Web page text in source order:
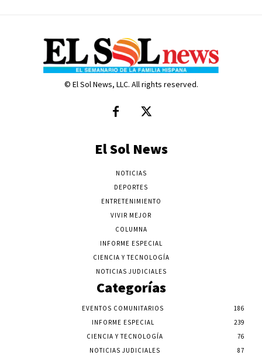
© El Sol News, LLC. All rights reserved.
El Sol News
NOTICIAS
DEPORTES
ENTRETENIMIENTO
VIVIR MEJOR
COLUMNA
INFORME ESPECIAL
CIENCIA Y TECNOLOGÍA
NOTICIAS JUDICIALES
Categorías
EVENTOS COMUNITARIOS
186
INFORME ESPECIAL
239
CIENCIA Y TECNOLOGÍA
76
NOTICIAS JUDICIALES
87